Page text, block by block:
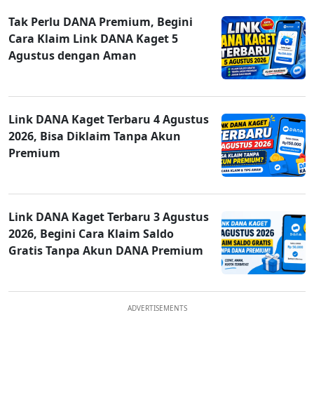
Tak Perlu DANA Premium, Begini
Cara Klaim Link DANA Kaget 5
Agustus dengan Aman
Link DANA Kaget Terbaru 4 Agustus
2026, Bisa Diklaim Tanpa Akun
Premium
Link DANA Kaget Terbaru 3 Agustus
2026, Begini Cara Klaim Saldo
Gratis Tanpa Akun DANA Premium
ADVERTISEMENTS